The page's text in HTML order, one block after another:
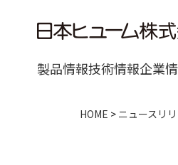
製品情報技術情報企業
HOME > ニュースリ